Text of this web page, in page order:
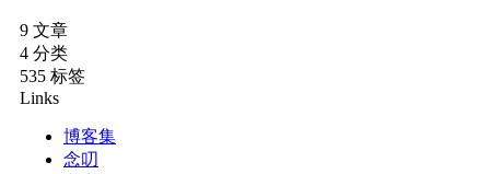
9 文章
4 分类
535 标签
Links
博客集
念叨